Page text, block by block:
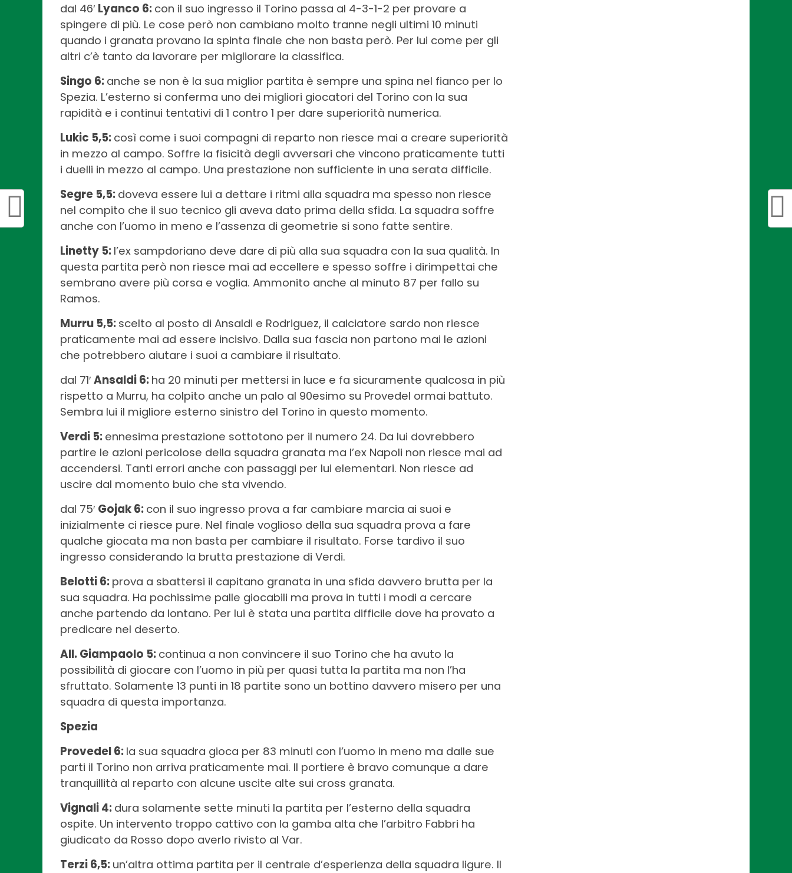
dal 46′ Lyanco 6: con il suo ingresso il Torino passa al 4-3-1-2 per provare a
spingere di più. Le cose però non cambiano molto tranne negli ultimi 10 minuti
quando i granata provano la spinta finale che non basta però. Per lui come per gli
altri c’è tanto da lavorare per migliorare la classifica.
Singo 6: anche se non è la sua miglior partita è sempre una spina nel fianco per lo
Spezia. L’esterno si conferma uno dei migliori giocatori del Torino con la sua
rapidità e i continui tentativi di 1 contro 1 per dare superiorità numerica.
Lukic 5,5: così come i suoi compagni di reparto non riesce mai a creare superiorità
in mezzo al campo. Soffre la fisicità degli avversari che vincono praticamente tutti
i duelli in mezzo al campo. Una prestazione non sufficiente in una serata difficile.
Segre 5,5: doveva essere lui a dettare i ritmi alla squadra ma spesso non riesce
nel compito che il suo tecnico gli aveva dato prima della sfida. La squadra soffre
anche con l’uomo in meno e l’assenza di geometrie si sono fatte sentire.
Linetty 5: l’ex sampdoriano deve dare di più alla sua squadra con la sua qualità. In
questa partita però non riesce mai ad eccellere e spesso soffre i dirimpettai che
sembrano avere più corsa e voglia. Ammonito anche al minuto 87 per fallo su
Ramos.
Murru 5,5: scelto al posto di Ansaldi e Rodriguez, il calciatore sardo non riesce
praticamente mai ad essere incisivo. Dalla sua fascia non partono mai le azioni
che potrebbero aiutare i suoi a cambiare il risultato.
dal 71′ Ansaldi 6: ha 20 minuti per mettersi in luce e fa sicuramente qualcosa in più
rispetto a Murru, ha colpito anche un palo al 90esimo su Provedel ormai battuto.
Sembra lui il migliore esterno sinistro del Torino in questo momento.
Verdi 5: ennesima prestazione sottotono per il numero 24. Da lui dovrebbero
partire le azioni pericolose della squadra granata ma l’ex Napoli non riesce mai ad
accendersi. Tanti errori anche con passaggi per lui elementari. Non riesce ad
uscire dal momento buio che sta vivendo.
dal 75′ Gojak 6: con il suo ingresso prova a far cambiare marcia ai suoi e
inizialmente ci riesce pure. Nel finale voglioso della sua squadra prova a fare
qualche giocata ma non basta per cambiare il risultato. Forse tardivo il suo
ingresso considerando la brutta prestazione di Verdi.
Belotti 6: prova a sbattersi il capitano granata in una sfida davvero brutta per la
sua squadra. Ha pochissime palle giocabili ma prova in tutti i modi a cercare
anche partendo da lontano. Per lui è stata una partita difficile dove ha provato a
predicare nel deserto.
All. Giampaolo 5: continua a non convincere il suo Torino che ha avuto la
possibilità di giocare con l’uomo in più per quasi tutta la partita ma non l’ha
sfruttato. Solamente 13 punti in 18 partite sono un bottino davvero misero per una
squadra di questa importanza.
Spezia
Provedel 6: la sua squadra gioca per 83 minuti con l’uomo in meno ma dalle sue
parti il Torino non arriva praticamente mai. Il portiere è bravo comunque a dare
tranquillità al reparto con alcune uscite alte sui cross granata.
Vignali 4: dura solamente sette minuti la partita per l’esterno della squadra
ospite. Un intervento troppo cattivo con la gamba alta che l’arbitro Fabbri ha
giudicato da Rosso dopo averlo rivisto al Var.
Terzi 6,5: un’altra ottima partita per il centrale d’esperienza della squadra ligure. Il